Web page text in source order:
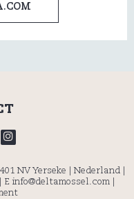
NV Yerseke | Nederland |
E info@deltamossel.com|